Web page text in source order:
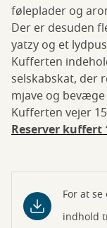
føleplader og
Der er desuden
yatzy og et
Kufferten
selskabskat, der
mjave og bevæge
Kufferten vejer
Reserver kuffert
For at
indhold